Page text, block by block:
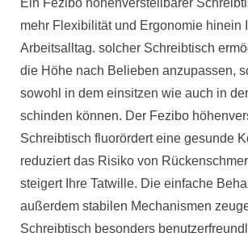
Ein Fezibo höhenverstellbarer
mehr Flexibilität und Ergonomie hinein
Arbeitsalltag. solcher Schreibtisch
die Höhe nach Belieben anzupassen,
sowohl in dem einsitzen wie auch in
schinden können. Der Fezibo
Schreibtisch fluorördert eine gesunde
reduziert das Risiko von
steigert Ihre Tatwille. Die einfache
außerdem stabilen Mechanismen
Schreibtisch besonders